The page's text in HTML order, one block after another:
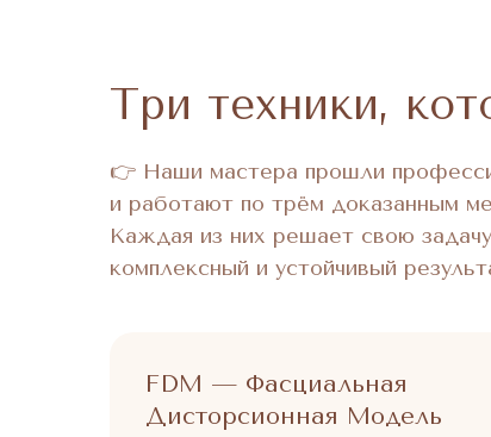
Три техники,
👉 Наши мастера прошли
и работают по трём доказанным
Каждая из них решает свою
комплексный и устойчивый
FDM — Фасциальная
Дисторсионная Модель